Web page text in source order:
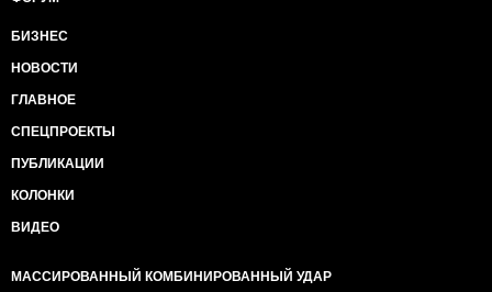
БИЗНЕС
НОВОСТИ
ГЛАВНОЕ
СПЕЦПРОЕКТЫ
ПУБЛИКАЦИИ
КОЛОНКИ
ВИДЕО
МАССИРОВАННЫЙ КОМБИНИРОВАННЫЙ УДАР